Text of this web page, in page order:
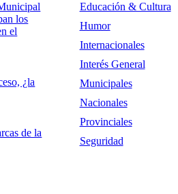
los
el
¿la
de la
Educación & Cultura
Humor
Internacionales
Interés General
Municipales
Nacionales
Provinciales
Seguridad